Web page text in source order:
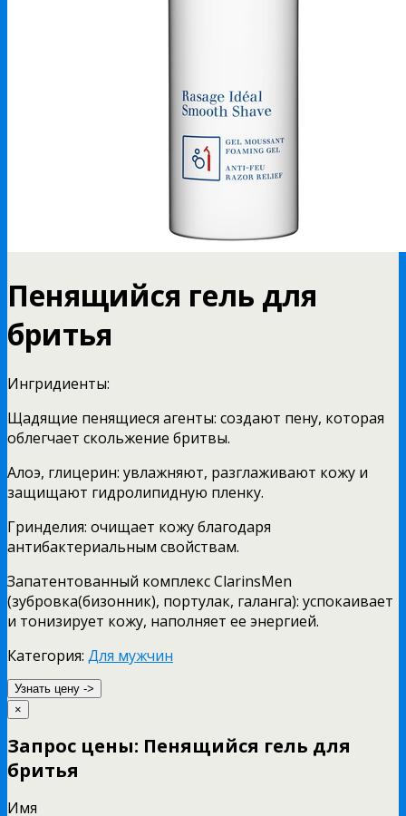
Пенящийся гель для
бритья
Ингридиенты:
Щадящие пенящиеся агенты: создают пену, которая
облегчает скольжение бритвы.
Алоэ, глицерин: увлажняют, разглаживают кожу и
защищают гидролипидную пленку.
Гринделия: очищает кожу благодаря
антибактериальным свойствам.
Запатентованный комплекс ClarinsMen
(зубровка(бизонник), портулак, галанга): успокаивает
и тонизирует кожу, наполняет ее энергией.
Категория: Для мужчин
Узнать цену ->
×
Запрос цены: Пенящийся гель для
бритья
Имя